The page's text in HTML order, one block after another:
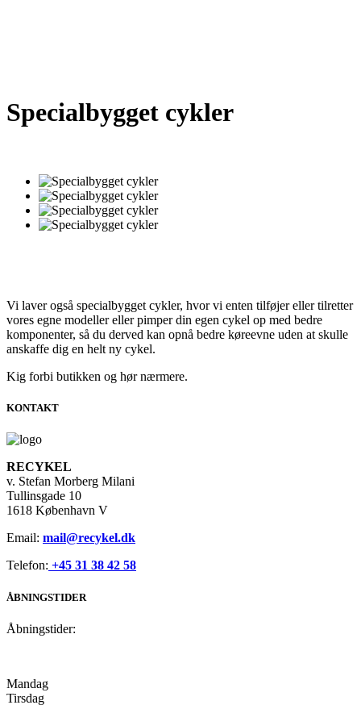
Specialbygget cykler
Vi laver også specialbygget cykler, hvor vi enten tilføjer eller tilretter
vores egne modeller eller pimper din egen cykel op med bedre
komponenter, så du derved kan opnå bedre køreevne uden at skulle
anskaffe dig en helt ny cykel.
Kig forbi butikken og hør nærmere.
KONTAKT
RECYKEL
v. Stefan Morberg Milani
Tullinsgade 10
1618 København V
Email: mail@recykel.dk
Telefon: +45 31 38 42 58
ÅBNINGSTIDER
Åbningstider:
Mandag
Tirsdag